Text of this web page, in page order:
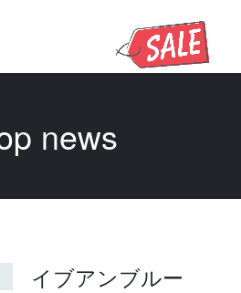
news
イブアンブルー